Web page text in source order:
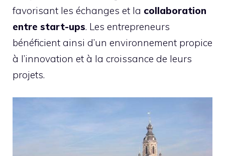
favorisant les échanges et la collaboration
entre start-ups. Les entrepreneurs
bénéficient ainsi d’un environnement propice
à l’innovation et à la croissance de leurs
projets.